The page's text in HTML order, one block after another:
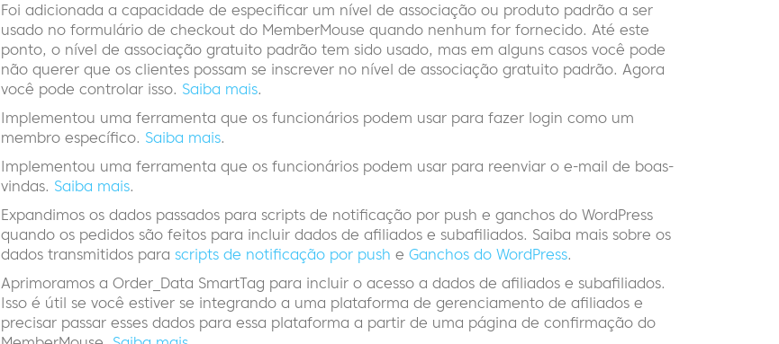
Foi adicionada a capacidade de especificar um nível de associação ou produto padrão a ser
usado no formulário de checkout do MemberMouse quando nenhum for fornecido. Até este
ponto, o nível de associação gratuito padrão tem sido usado, mas em alguns casos você pode
não querer que os clientes possam se inscrever no nível de associação gratuito padrão. Agora
você pode controlar isso. Saiba mais.
Implementou uma ferramenta que os funcionários podem usar para fazer login como um
membro específico. Saiba mais.
Implementou uma ferramenta que os funcionários podem usar para reenviar o e-mail de boas-
vindas. Saiba mais.
Expandimos os dados passados para scripts de notificação por push e ganchos do WordPress
quando os pedidos são feitos para incluir dados de afiliados e subafiliados. Saiba mais sobre os
dados transmitidos para scripts de notificação por push e Ganchos do WordPress.
Aprimoramos a Order_Data SmartTag para incluir o acesso a dados de afiliados e subafiliados.
Isso é útil se você estiver se integrando a uma plataforma de gerenciamento de afiliados e
precisar passar esses dados para essa plataforma a partir de uma página de confirmação do